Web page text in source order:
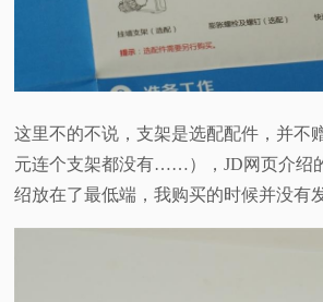
这里不的不说，支架是选配配件，并不
元连个支架都没有……），JD网页介绍
绍放在了最低端，我购买的时候并没有